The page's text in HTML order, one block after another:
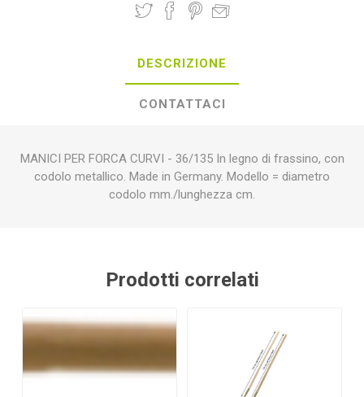
DESCRIZIONE
CONTATTACI
MANICI PER FORCA CURVI - 36/135 In legno di frassino, con
codolo metallico. Made in Germany. Modello = diametro
codolo mm./lunghezza cm.
Prodotti correlati